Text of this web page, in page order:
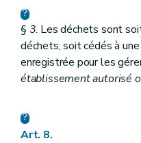
§ 3. Les déchets sont
déchets, soit cédés à
enregistrée pour les
établissement autorisé
Art. 8.